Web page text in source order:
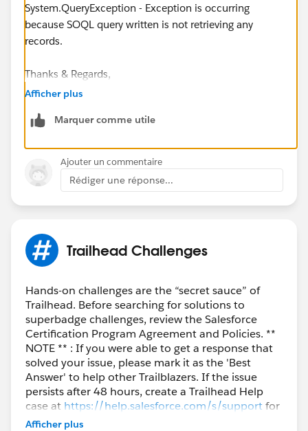
System.QueryException - Exception is occurring
because SOQL query written is not retrieving any
records.
Thanks & Regards,
Afficher plus
Marquer comme utile
Ajouter un commentaire
Rédiger une réponse...
Trailhead Challenges
Hands-on challenges are the “secret sauce” of
Trailhead. Before searching for solutions to
superbadge challenges, review the Salesforce
Certification Program Agreement and Policies. **
NOTE ** : If you were able to get a response that
solved your issue, please mark it as the 'Best
Answer' to help other Trailblazers. If the issue
persists after 48 hours, create a Trailhead Help
case at https://help.salesforce.com/s/supportfor
further assistance.
Afficher plus